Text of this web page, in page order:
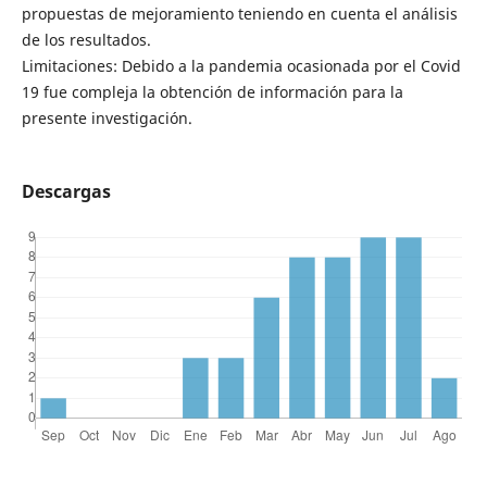
propuestas de mejoramiento teniendo en cuenta el análisis
de los resultados.
Limitaciones: Debido a la pandemia ocasionada por el Covid
19 fue compleja la obtención de información para la
presente investigación.
Descargas